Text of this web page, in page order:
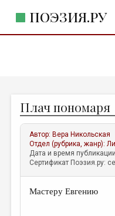
ПОЭЗИЯ.РУ
ЖАНРЫ
АВТОРЫ
КОММЕНТАРИИ
ЛИТСАЛОН
НОВОСТИ
Плач пономаря
Автор: Вера Никольская
Отдел (рубрика, жанр):
Дата и время
Сертификат Поэзия.ру:
Мастеру Евгению